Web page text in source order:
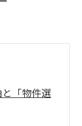
「物件選